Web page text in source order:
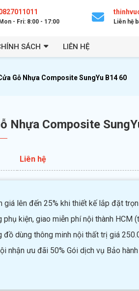
Mon - Fri: 8:00 - 17:00 Liên hệ
SÁCH LIÊN HỆ
Gỗ Nhựa Composite SungYu B14 60
Nhựa Composite
Liên hệ
giá lên đến 25% khi thiết kế lắp đặt
kiện, giao miễn phí nội thành HCM
dùng thông minh nội thất trị giá
nhận ưu đãi 50% Gói dịch vụ Bảo